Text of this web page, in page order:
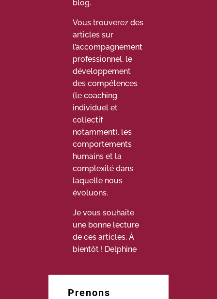
blog.
Vous trouverez des
articles sur
l’accompagnement
professionnel, le
développement
des compétences
(le coaching
individuel et
collectif
notamment), les
comportements
humains et la
complexité dans
laquelle nous
évoluons.
Je vous souhaite
une bonne lecture
de ces articles. À
bientôt ! Delphine
Prenons